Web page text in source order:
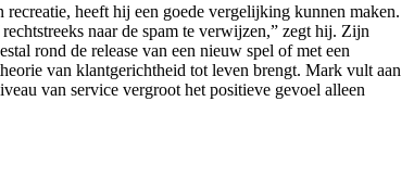
heeft hij een goede vergelijking kunnen maken.
naar de spam te verwijzen,” zegt hij. Zijn
rond de release van een nieuw spel of met een
van klantgerichtheid tot leven brengt. Mark vult aan
van service vergroot het positieve gevoel alleen